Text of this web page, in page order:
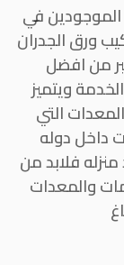
في
ورق الجدران
من افضل
ويتميز
التي
داخل دوله
فلابد من
والمعدات